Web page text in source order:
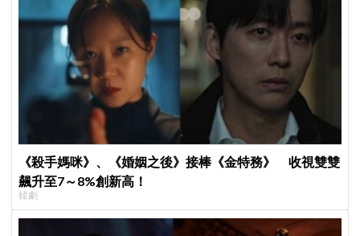
《殺手媽咪》、《婚姻之後》接棒《金特務》 收視雙雙
飆升至7～8%創新高！
韓劇